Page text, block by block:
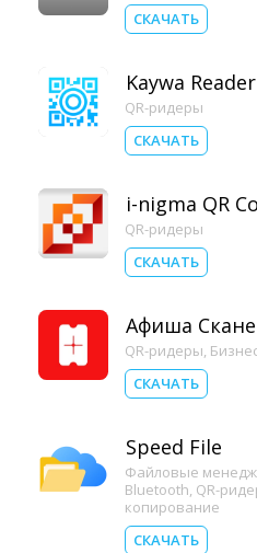
СКАЧАТЬ
Kaywa Reader
QR-ридеры
СКАЧАТЬ
i-nigma QR
QR-ридеры
СКАЧАТЬ
Афиша
QR-ридеры,
СКАЧАТЬ
Speed File
Файловые
Bluetooth, QR-
копирование
СКАЧАТЬ